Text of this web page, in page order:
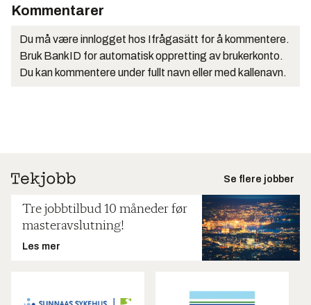
Kommentarer
Du må være innlogget hos Ifrågasätt for å kommentere.
Bruk BankID for automatisk oppretting av brukerkonto.
Du kan kommentere under fullt navn eller med kallenavn.
Se flere jobber
Tre jobbtilbud 10 måneder før
masteravslutning!
Les mer